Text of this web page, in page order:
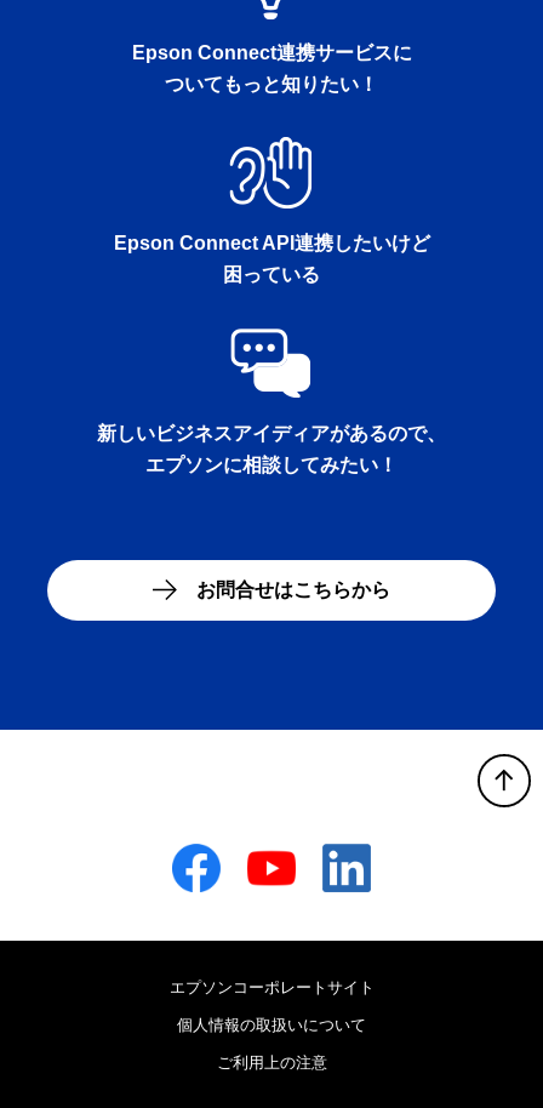
Epson Connect連携サービスに
ついてもっと知りたい！
Epson Connect API連携したいけど
困っている
新しいビジネスアイディアがあるので、
エプソンに相談してみたい！
お問合せはこちらから
Facebook YouTube
エプソンコーポレートサイト
個人情報の取扱いについて
ご利用上の注意